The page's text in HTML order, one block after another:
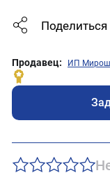
Поделиться
Продавец: ИП